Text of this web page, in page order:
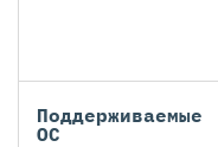
Поддерживаемые
ОС